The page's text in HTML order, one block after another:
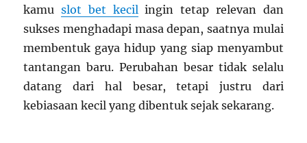
kamuslot bet kecilingin tetap relevan dan
sukses menghadapi masa depan, saatnya mulai
membentuk gaya hidup yang siap menyambut
tantangan baru. Perubahan besar tidak selalu
datang dari hal besar, tetapi justru dari
kebiasaan kecil yang dibentuk sejak sekarang.